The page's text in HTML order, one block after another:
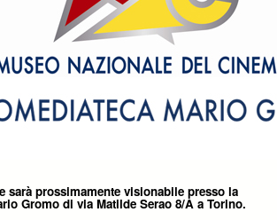
sarà prossimamente visionabile presso la
Gromo di via Matilde Serao 8/A a Torino.